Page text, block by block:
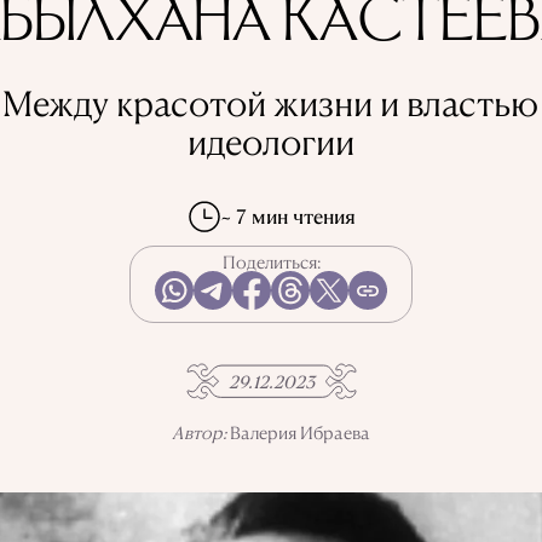
Между красотой жизни и властью
идеологии
~ 7 мин чтения
Поделиться:
29.12.2023
Автор:Валерия Ибраева